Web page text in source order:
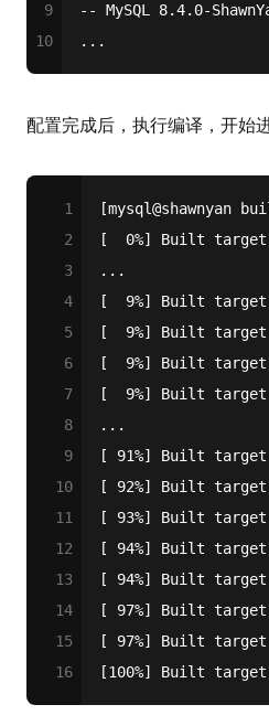
9
10
-- MySQL 8.4.0-
...
配置完成后，执行编译，开始
1
2
3
4
5
6
7
8
9
10
11
12
13
14
15
16
[mysql@shawnyan
[  0%] Built target
...
[  9%] Built target
[  9%] Built target
[  9%] Built target
[  9%] Built target
...
[ 91%] Built target
[ 92%] Built
[ 93%] Built
[ 94%] Built
[ 94%] Built
[ 97%] Built target
[ 97%] Built target
[100%] Built target